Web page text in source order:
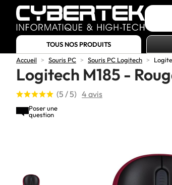
TOUS NOS PRODUITS
Accueil
> Souris PC > Souris PC Logitech >
Logitech M185 -
(5 / 5) 4 avis
Poser une
question